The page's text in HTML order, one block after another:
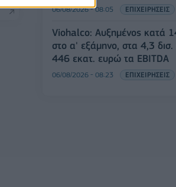
06/08/2026 - 08:05 ΕΠΙΧΕΙΡΗΣΕΙΣ
Viohalco: Αυξημένος κατά
στο α' εξάμηνο, στα 4,3
446 εκατ. ευρώ τα EBITDA
06/08/2026 - 08:23 ΕΠΙΧΕΙΡΗΣΕΙΣ